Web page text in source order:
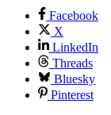
Facebook
X
LinkedIn
Threads
Bluesky
Pinterest